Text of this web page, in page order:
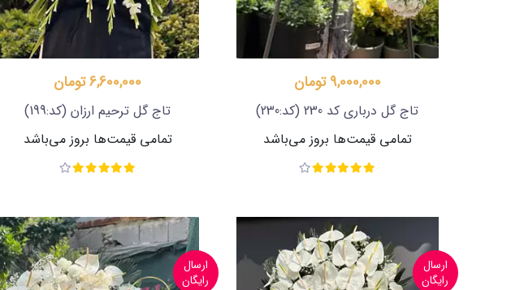
9,000,000 تومان
تاج گل درباری کد 230
(کد:230)
تمامی قیمت‌ها بروز می‌باشد
6,600,000 تومان
تاج گل ترحیم ارزان (کد:199)
تمامی قیمت‌ها بروز می‌باشد
ارسال
رایگان
ارسال
رایگان